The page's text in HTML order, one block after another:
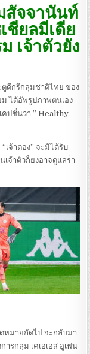
สัจจานันท์
ชียลมีเดีย
เจ้าตัวยัง
ตูดีกรีกลุ่มชาติไทย ของ
ม ได้อัพรูปภาพตนเอง
คปชั่นว่า ” Healthy
จ้าตอง” จะมิได้รับ
จ้าตัวก็ยงอาจดูแลร่่า
หมายถัดไป จะกลับมา
ารกลุ่ม เคเอเอส อูเพ่น